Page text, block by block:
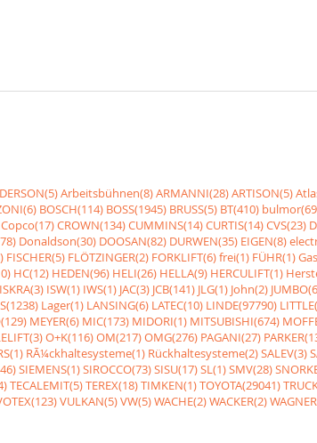
Arbeitsbühnen(8)ARMANNI(28)ARTISON(5)
BOSCH(114) BOSS(1945) BRUSS(5) BT(410)
Copco(17)CROWN(134)CUMMINS(14)CURTIS(14)CVS(23)
Donaldson(30) DOOSAN(82) DURWEN(35) EIGEN(8)
FISCHER(5) FLÖTZINGER(2) FORKLIFT(6)frei(1) FÜHR(1)
HC(12) HEDEN(96) HELI(26) HELLA(9) HERCULIFT(1)
ISKRA(3) ISW(1) IWS(1) JAC(3) JCB(141) JLG(1) John(2)
Lager(1) LANSING(6) LATEC(10) LINDE(97790)
MEYER(6) MIC(173) MIDORI(1) MITSUBISHI(674)
O+K(116)OM(217)OMG(276) PAGANI(27)
RÃ¼ckhaltesysteme(1) Rückhaltesysteme(2)SALEV(3)
SIEMENS(1)SIROCCO(73)SISU(17)SL(1)SMV(28)
TECALEMIT(5)TEREX(18)TIMKEN(1)TOYOTA(29041)
VULKAN(5)VW(5)WACHE(2)WACKER(2)